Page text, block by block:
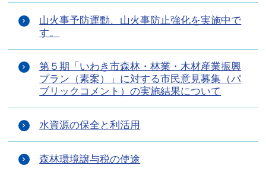
山火事予防運動、山火事防止強化を実施中で
す。
第５期「いわき市森林・林業・木材産業振興
プラン（素案）」に対する市民意見募集（パ
ブリックコメント）の実施結果について
水資源の保全と利活用
森林環境譲与税の使途